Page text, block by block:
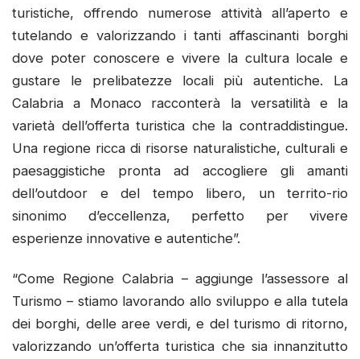
turistiche, offrendo numerose attività all’aperto e
tutelando e valorizzando i tanti affascinanti borghi
dove poter conoscere e vivere la cultura locale e
gustare le prelibatezze locali più autentiche. La
Calabria a Monaco racconterà la versatilità e la
varietà dell’offerta turistica che la contraddistingue.
Una regione ricca di risorse naturalistiche, culturali e
paesaggistiche pronta ad accogliere gli amanti
dell’outdoor e del tempo libero, un territo-rio
sinonimo d’eccellenza, perfetto per vivere
esperienze innovative e autentiche”.
“Come Regione Calabria – aggiunge l’assessore al
Turismo – stiamo lavorando allo sviluppo e alla tutela
dei borghi, delle aree verdi, e del turismo di ritorno,
valorizzando un’offerta turistica che sia innanzitutto